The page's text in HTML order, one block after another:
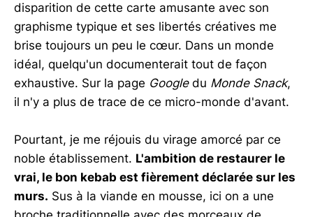
disparition de cette carte amusante avec son
graphisme typique et ses libertés créatives me
brise toujours un peu le cœur. Dans un monde
idéal, quelqu'un documenterait tout de façon
exhaustive. Sur la page Google du Monde Snack,
il n'y a plus de trace de ce micro-monde d'avant.
Pourtant, je me réjouis du virage amorcé par ce
noble établissement. L'ambition de restaurer le
vrai, le bon kebab est fièrement déclarée sur les
murs. Sus à la viande en mousse, ici on a une